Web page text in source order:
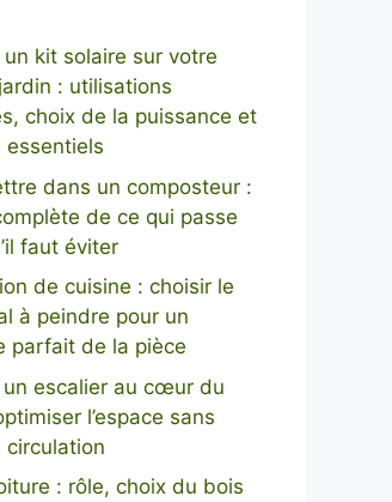
un kit solaire sur votre
: utilisations
choix de la puissance et
essentiels
dans un composteur :
de ce qui passe
faut éviter
de cuisine : choisir le
à peindre pour un
parfait de la pièce
un escalier au cœur du
l’espace sans
circulation
: rôle, choix du bois